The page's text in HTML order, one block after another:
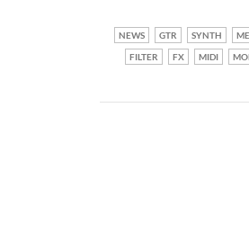
NEWS GTR SYNTH
FILTER
FX MIDI